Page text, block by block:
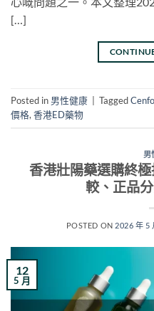
[…]
Posted in 男性健康 Tagged
價格, 香港ED藥物
男
香港壯陽藥選購終
較、正品
POSTED ON 2026 年 5
12
5 月